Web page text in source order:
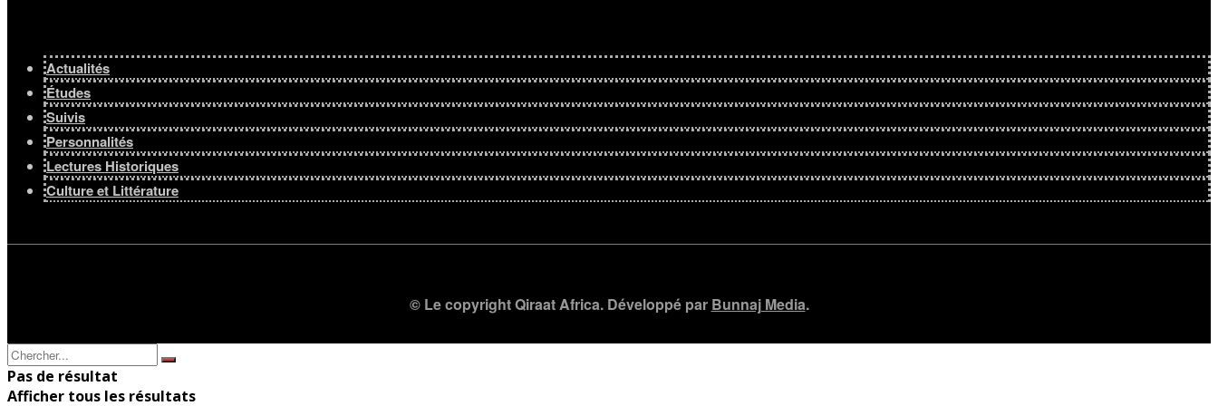
Actualités
Études
Suivis
Personnalités
Lectures Historiques
Culture et Littérature
© Le copyright Qiraat Africa. Développé par Bunnaj Media.
Pas de résultat
Afficher tous les résultats